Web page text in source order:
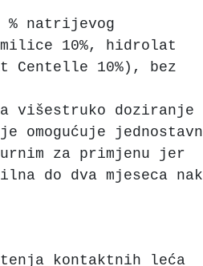
% natrijevog
10%, hidrolat
Centelle 10%), bez
višestruko doziranje
omogućuje
za primjenu jer
do dva mjeseca
kontaktnih leća